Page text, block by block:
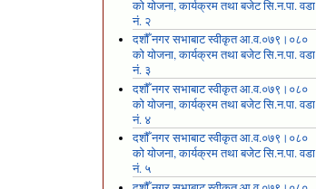
को योजना, कार्यक्रम तथा बजेट सि.न.पा. वडा
नं. २
दशौँ नगर सभाबाट स्वीकृत आ.व.०७९।०८०
को योजना, कार्यक्रम तथा बजेट सि.न.पा. वडा
नं. ३
दशौँ नगर सभाबाट स्वीकृत आ.व.०७९।०८०
को योजना, कार्यक्रम तथा बजेट सि.न.पा. वडा
नं. ४
दशौँ नगर सभाबाट स्वीकृत आ.व.०७९।०८०
को योजना, कार्यक्रम तथा बजेट सि.न.पा. वडा
नं. ५